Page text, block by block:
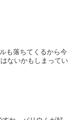
も落ちてくるから今
ないかもしまってい